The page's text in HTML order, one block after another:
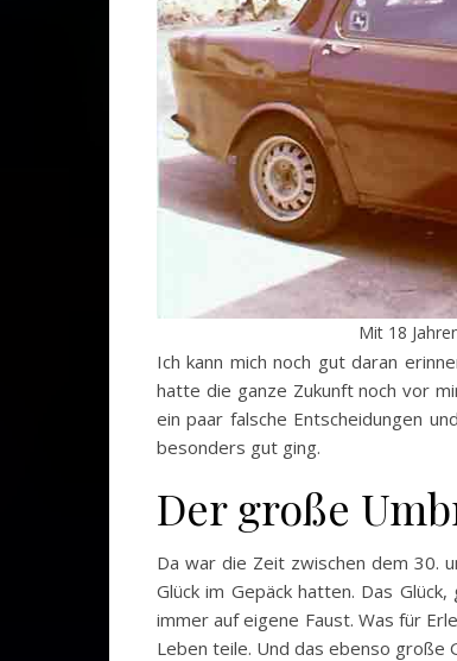
Mit 18
Ich kann mich noch gut daran
hatte die ganze Zukunft noch vor
ein paar falsche Entscheidungen
besonders gut ging.
Der große
Da war die Zeit zwischen dem 30.
Glück im Gepäck hatten. Das
immer auf eigene Faust. Was für
Leben teile. Und das ebenso große